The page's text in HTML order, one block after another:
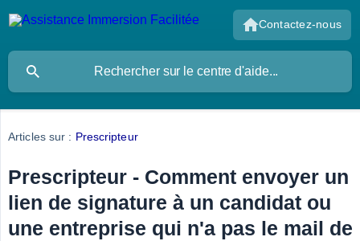
Contactez-nous
Articles sur : Prescripteur
Prescripteur - Comment envoyer un
lien de signature à un candidat ou
une entreprise qui n'a pas le mail de